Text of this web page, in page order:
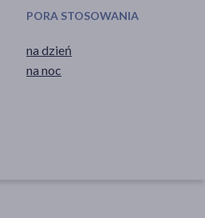
PORA STOSOWANIA
na dzień
na noc